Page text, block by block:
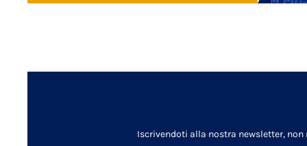
Iscrivendoti alla nostra newsletter,